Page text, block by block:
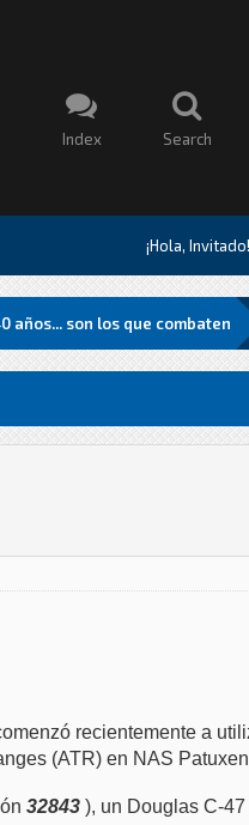
Index Search
¡Hola, Invitado!
años... son los que combaten
recientemente a
(ATR) en NAS
32843 ), un Douglas C-